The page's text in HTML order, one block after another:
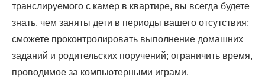
транслируемого с камер в квартире, вы всегда будете
знать, чем заняты дети в периоды вашего отсутствия;
сможете проконтролировать выполнение домашних
заданий и родительских поручений; ограничить время,
проводимое за компьютерными играми.